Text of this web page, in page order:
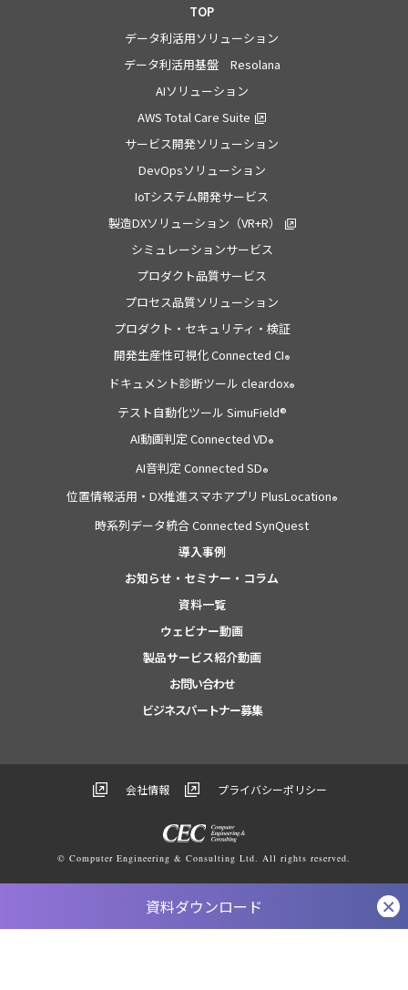
資料ダウンロード
TOP
データ利活用ソリューション
データ利活用基盤 Resolana
AIソリューション
AWS Total Care Suite
サービス開発ソリューション
DevOpsソリューション
IoTシステム開発サービス
製造DXソリューション（VR+R）
シミュレーションサービス
プロダクト品質サービス
プロセス品質ソリューション
プロダクト・セキュリティ・検証
開発生産性可視化 Connected CI®
ドキュメント診断ツール cleardox®
テスト自動化ツール SimuField®
AI動画判定 Connected VD®
AI音判定 Connected SD®
位置情報活用・DX推進スマホアプリ PlusLocation®
時系列データ統合 Connected SynQuest
導入事例
お知らせ・セミナー・コラム
資料一覧
ウェビナー動画
製品サービス紹介動画
お問い合わせ
ビジネスパートナー募集
会社情報 プライバシーポリシー
© Computer Engineering & Consulting Ltd. All rights reserved.